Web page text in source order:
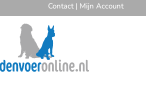
Contact| Mijn Account